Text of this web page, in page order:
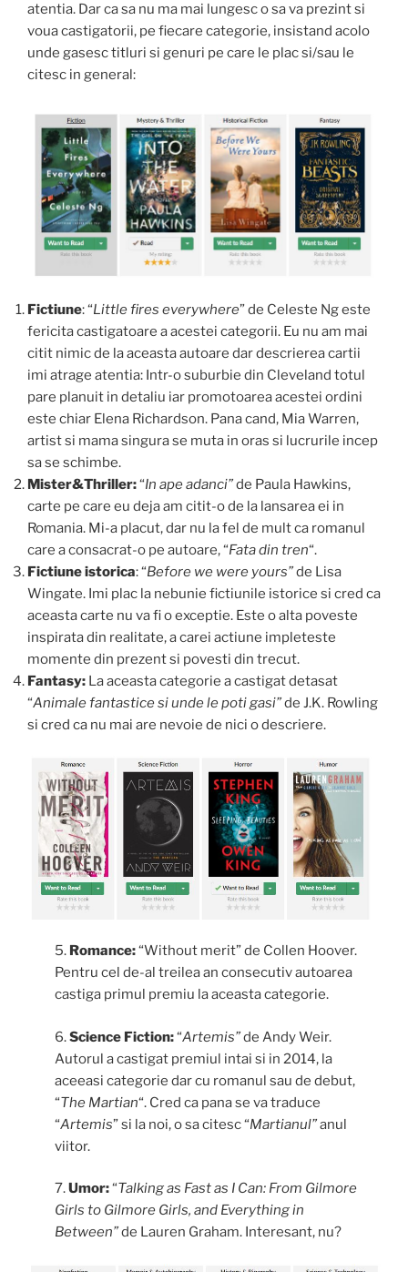
atentia. Dar ca sa nu ma mai lungesc o sa va prezint si
voua castigatorii, pe fiecare categorie, insistand acolo
unde gasesc titluri si genuri pe care le plac si/sau le
citesc in general:
Fictiune: “Little fires everywhere” de Celeste Ng este
fericita castigatoare a acestei categorii. Eu nu am mai
citit nimic de la aceasta autoare dar descrierea cartii
imi atrage atentia: Intr-o suburbie din Cleveland totul
pare planuit in detaliu iar promotoarea acestei ordini
este chiar Elena Richardson. Pana cand, Mia Warren,
artist si mama singura se muta in oras si lucrurile incep
sa se schimbe.
Mister&Thriller:“In ape adanci”de Paula Hawkins,
carte pe care eu deja am citit-o de la lansarea ei in
Romania. Mi-a placut, dar nu la fel de mult ca romanul
care a consacrat-o pe autoare, “Fata din tren“.
Fictiune istorica: “Before we were yours”de Lisa
Wingate. Imi plac la nebunie fictiunile istorice si cred ca
aceasta carte nu va fi o exceptie. Este o alta poveste
inspirata din realitate, a carei actiune impleteste
momente din prezent si povesti din trecut.
Fantasy: La aceasta categorie a castigat detasat
“Animale fantastice si unde le poti gasi”de J.K. Rowling
si cred ca nu mai are nevoie de nici o descriere.
5. Romance:“Without merit” de Collen Hoover.
Pentru cel de-al treilea an consecutiv autoarea
castiga primul premiu la aceasta categorie.
6.Science Fiction:“Artemis”de Andy Weir.
Autorul a castigat premiul intai si in 2014, la
aceeasi categorie dar cu romanul sau de debut,
“The Martian“. Cred ca pana se va traduce
“Artemis” si la noi, o sa citesc “Martianul”anul
viitor.
7.Umor:“Talking as Fast as I Can: From Gilmore
Girls to Gilmore Girls, and Everything in
Between”de Lauren Graham. Interesant, nu?